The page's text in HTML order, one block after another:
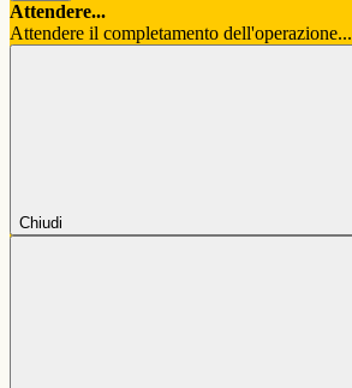
Attendere...
Attendere il completamento dell'operazione...
Chiudi